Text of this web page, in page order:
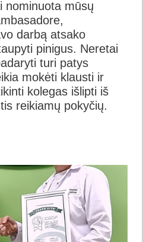
nominuota mūsų
darbą atsako
pinigus. Neretai
turi patys
mokėti klausti ir
kolegas išlipti iš
reikiamų pokyčių.